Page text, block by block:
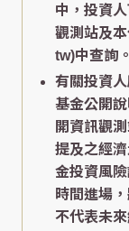
中，投資
觀測站及
tw)中查詢。
有關投資
基金公開
開資訊觀
提及之經
金投資風
時間進場
不代表未